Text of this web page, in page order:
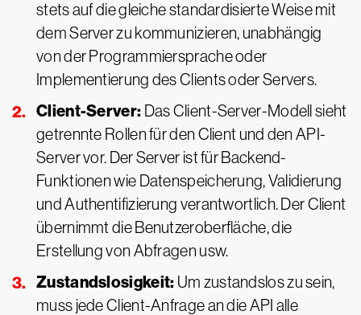
stets auf die gleiche standardisierte Weise mit
dem Server zu kommunizieren, unabhängig
von der Programmiersprache oder
Implementierung des Clients oder Servers.
Client-Server: Das Client-Server-Modell sieht
getrennte Rollen für den Client und den API-
Server vor. Der Server ist für Backend-
Funktionen wie Datenspeicherung, Validierung
und Authentifizierung verantwortlich. Der Client
übernimmt die Benutzeroberfläche, die
Erstellung von Abfragen usw.
Zustandslosigkeit: Um zustandslos zu sein,
muss jede Client-Anfrage an die API alle